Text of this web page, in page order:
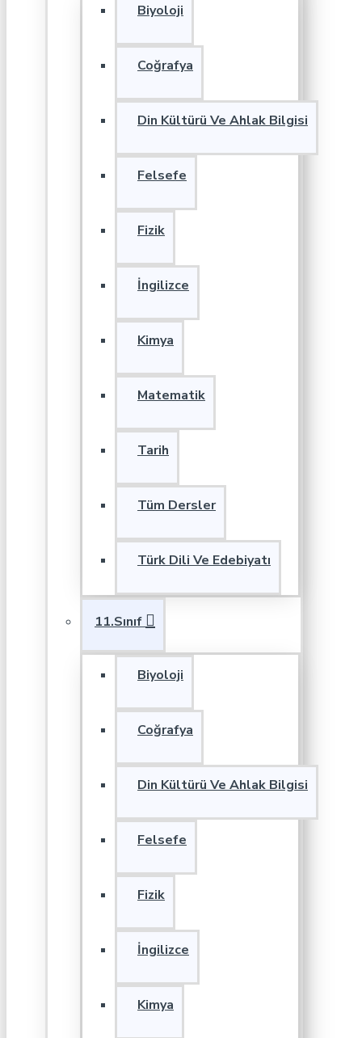
Biyoloji
Coğrafya
Din Kültürü Ve Ahlak Bilgisi
Felsefe
Fizik
İngilizce
Kimya
Matematik
Tarih
Tüm Dersler
Türk Dili Ve Edebiyatı
11.Sınıf
Biyoloji
Coğrafya
Din Kültürü Ve Ahlak Bilgisi
Felsefe
Fizik
İngilizce
Kimya